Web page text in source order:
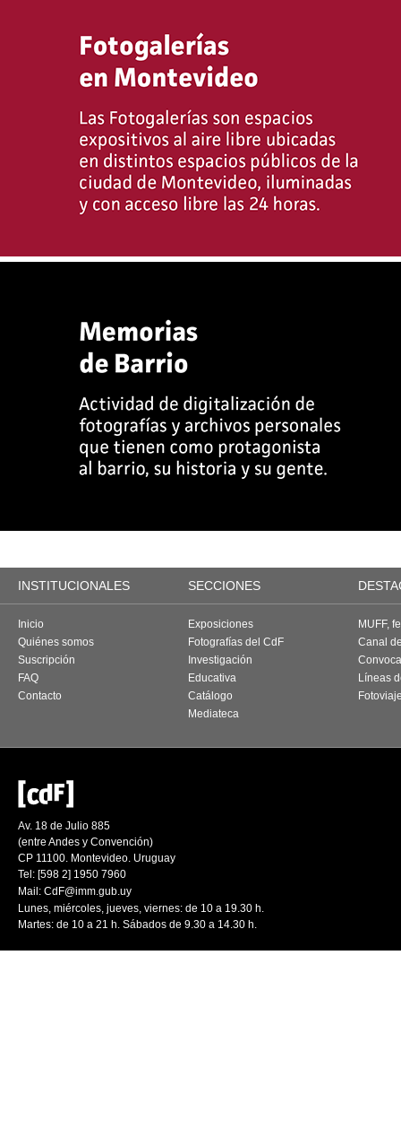
INSTITUCIONALES SECCIONES
Inicio
Quiénes somos
Suscripción
FAQ
Contacto
Exposiciones
Fotografías del CdF
Investigación
Educativa
Catálogo
Mediateca
MUFF,
Canal
Líneas
Av. 18 de Julio 885
(entre Andes y Convención)
CP 11100. Montevideo. Uruguay
Tel: [598 2] 1950 7960
Mail: CdF@imm.gub.uy
Lunes, miércoles, jueves, viernes: de 10 a 19.30 h.
Martes: de 10 a 21 h. Sábados de 9.30 a 14.30 h.